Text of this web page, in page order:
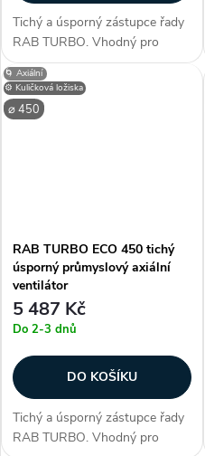
Tichý a úsporný zástupce řady
RAB TURBO. Vhodný pro
průměr potrubí 350, 360 mm.
Využitelný k umístění do hal,
garáží, servisech, skladech,
obchodech, barech a dalších
⚙️ Kuličková ložiska
🌀 Axiální
⌀ 450
RAB TURBO ECO 450 tichý
úsporný průmyslový axiální
ventilátor
5 487 Kč
Do 2-3 dnů
DO KOŠÍKU
Tichý a úsporný zástupce řady
RAB TURBO. Vhodný pro